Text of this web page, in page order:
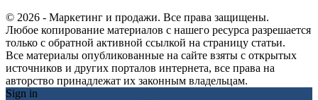
© 2026 - Маркетинг и продажи. Все права защищены.
Любое копирование материалов с нашего ресурса разрешается
только с обратной активной ссылкой на страницу статьи.
Все материалы опубликованные на сайте взяты с открытых
источников и других порталов интернета, все права на
авторство принадлежат их законным владельцам.
Sign in